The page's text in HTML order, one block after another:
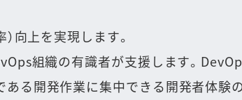
向上を実現します。
組織の有識者が支援します。
ある開発作業に集中できる開発者体験